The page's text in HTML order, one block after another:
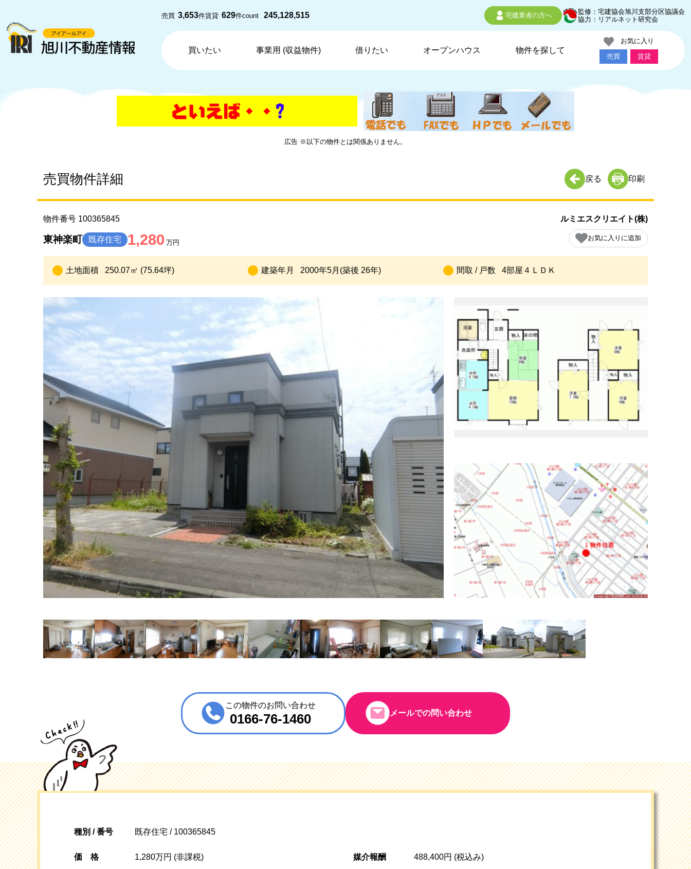
売買 3,653件賃貸 629件count 245,128,515 宅建業者の方へ
監修：宅建協会旭川支部分区協議会
協力：リアルネット研究会
買いたい 事業用 (収益物件) 借りたい オープンハウス 物件を探して
お気に入り
売買
賃貸
広告 ※以下の物件とは関係ありません。
売買物件詳細 戻る 印刷
物件番号 100365845
東神楽町 既存住宅 1,280 万円
ルミエスクリエイト(株)
お気に入りに追加
土地面積 250.07㎡ (75.64坪) 建築年月 2000年5月(築後 26年) 間取 / 戸数 4部屋４ＬＤＫ
この物件のお問い合わせ
0166-76-1460 メールでの問い合わせ
種別 / 番号 既存住宅 / 100365845
価格 1,280万円 (非課税) 媒介報酬 488,400円 (税込み)